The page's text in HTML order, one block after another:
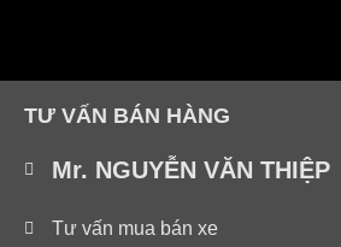
TƯ VẤN BÁN HÀNG
Mr. NGUYỄN VĂN THIỆP
Tư vấn mua bán xe